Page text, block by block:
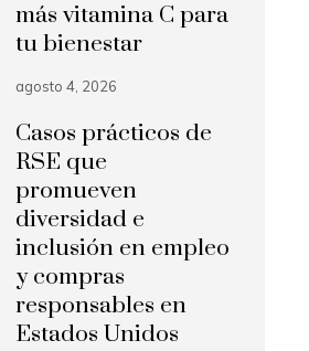
más vitamina C para
tu bienestar
agosto 4, 2026
Casos prácticos de
RSE que
promueven
diversidad e
inclusión en empleo
y compras
responsables en
Estados Unidos